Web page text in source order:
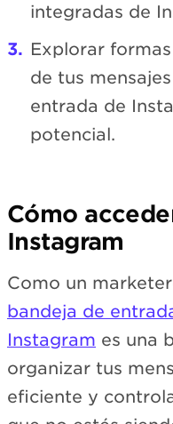
integradas de
Explorar
de tus
entrada de
potencial.
Cómo
Instagram
Como un
bandeja de
Instagram es una
organizar tus
eficiente y